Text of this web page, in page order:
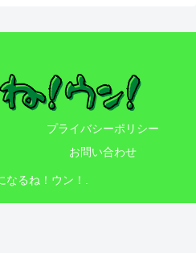
プライバシーポリシー
お問い合わせ
なるね！ウン！.